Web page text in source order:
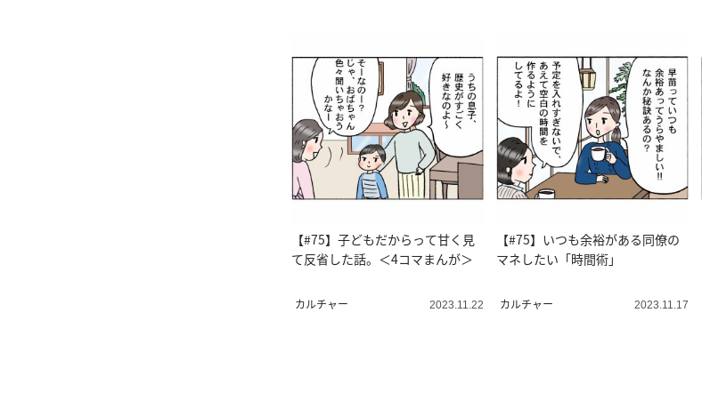
【#75】子どもだからって甘く見
て反省した話。＜4コマまんが＞
カルチャー 2023.11.22
【#75】いつも余裕がある同僚の
マネしたい「時間術」
カルチャー 2023.11.17